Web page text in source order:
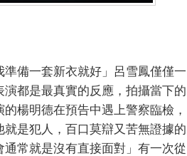
備一套新衣就好」呂雪鳳僅僅一
都是最真實的反應，拍攝當下的
楊明德在預告中遇上警察臨檢，
是犯人，百口莫辯又苦無證據的
常就是沒有直接面對」有一次從